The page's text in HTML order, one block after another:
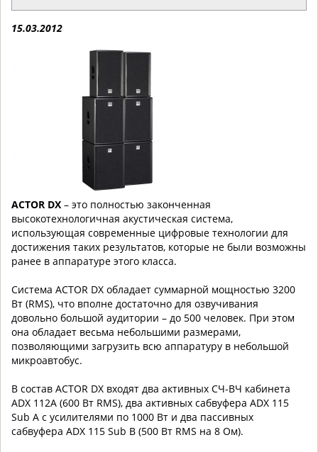
15.03.2012
ACTOR DX – это полностью законченная
высокотехнологичная акустическая система,
использующая современные цифровые технологии для
достижения таких результатов, которые не были возможны
ранее в аппаратуре этого класса.
Система ACTOR DX обладает суммарной мощностью 3200
Вт (RMS), что вполне достаточно для озвучивания
довольно большой аудитории – до 500 человек. При этом
она обладает весьма небольшими размерами,
позволяющими загрузить всю аппаратуру в небольшой
микроавтобус.
В состав ACTOR DX входят два активных СЧ-ВЧ кабинета
ADX 112A (600 Вт RMS), два активных сабвуфера ADX 115
Sub A с усилителями по 1000 Вт и два пассивных
сабвуфера ADX 115 Sub B (500 Вт RMS на 8 Ом).